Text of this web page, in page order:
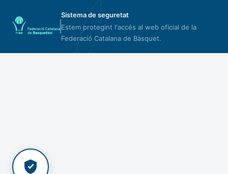
Sistema de seguretat
Estem protegint l'accés al web oficial de la
Federació Catalana de Bàsquet.